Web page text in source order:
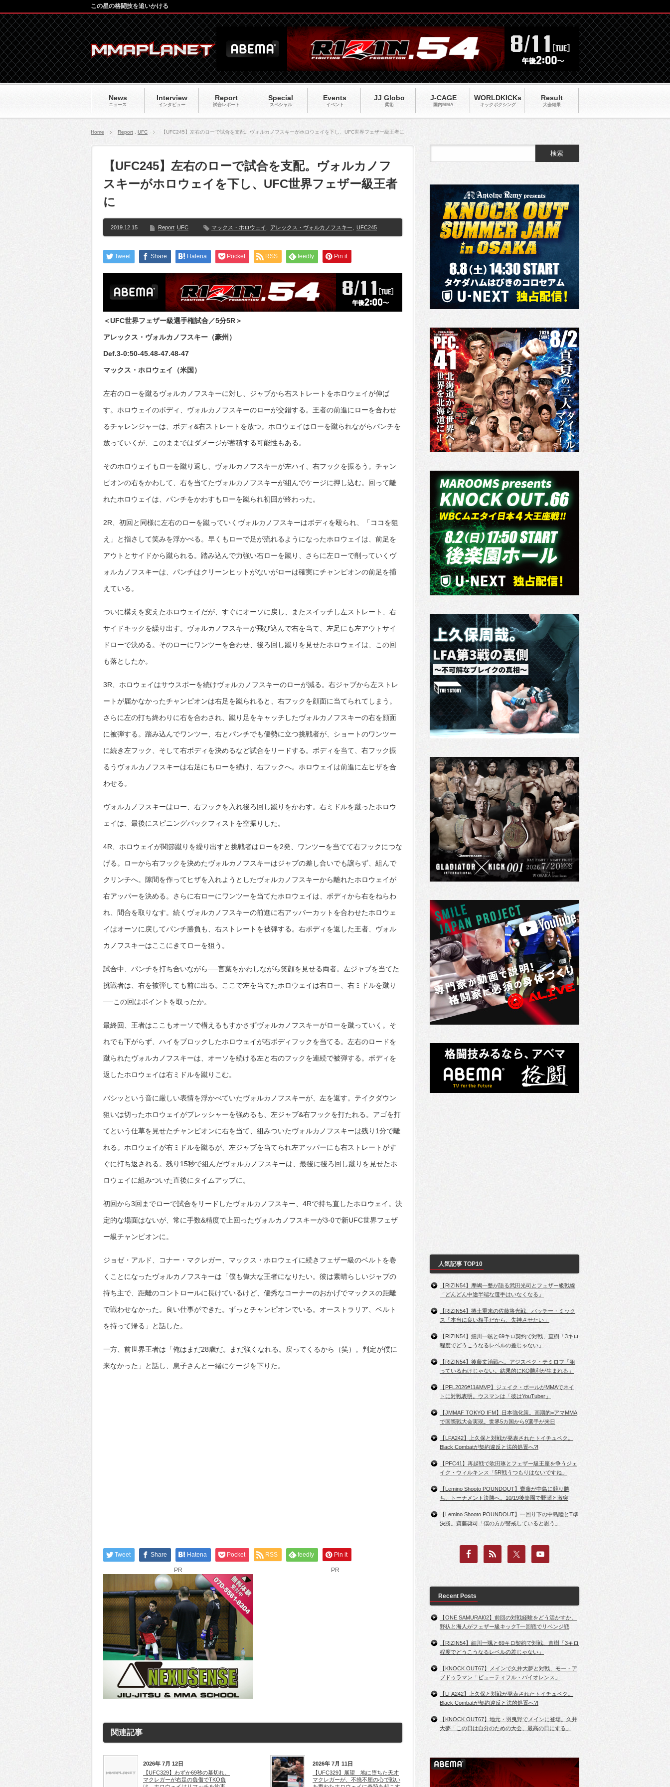
News
ニュース
Interview
インタビュー
Report
試合レポート
Special
スペシャル
Events
イベント
JJ Globo
柔術
J-CAGE
国内MMA
WORLDKICKs
キックポクシング
Result
大会結果
この星の格闘技を追いかける
Home Report UFC 【UFC245】左右のローで試合を支配。ヴォルカノフスキーがホロウェイを下し、UFC世界フェザー級王者に
【UFC245】左右のローで試合を支配。ヴォルカノフ
スキーがホロウェイを下し、UFC世界フェザー級王者
に
2019.12.15 Report UFC マックス・ホロウェイ アレックス・ヴォルカノフスキー UFC245
Tweet Share Hatena Pocket RSS feedly Pin it
＜UFC世界フェザー級選手権試合／5分5R＞
アレックス・ヴォルカノフスキー（豪州）
Def.3-0:50-45.48-47.48-47
マックス・ホロウェイ（米国）
左右のローを蹴るヴォルカノフスキーに対し、ジャブから右ストレートをホロウェイが伸ば
す。ホロウェイのボディ、ヴォルカノフスキーのローが交錯する。王者の前進にローを合わせ
るチャレンジャーは、ボディ&右ストレートを放つ。ホロウェイはローを蹴られながらパンチを
放っていくが、このままではダメージが蓄積する可能性もある。
そのホロウェイもローを蹴り返し、ヴォルカノフスキーが左ハイ、右フックを振るう。チャン
ピオンの右をかわして、右を当てたヴォルカノフスキーが組んでケージに押し込む。回って離
れたホロウェイは、パンチをかわすもローを蹴られ初回が終わった。
2R、初回と同様に左右のローを蹴っていくヴォルカノフスキーはボディを殴られ、「ココを狙
え」と指さして笑みを浮かべる。早くもローで足が流れるようになったホロウェイは、前足を
アウトとサイドから蹴られる。踏み込んで力強い右ローを蹴り、さらに左ローで削っていくヴ
ォルカノフスキーは、パンチはクリーンヒットがないがローは確実にチャンピオンの前足を捕
えている。
ついに構えを変えたホロウェイだが、すぐにオーソに戻し、またスイッチし左ストレート、右
サイドキックを繰り出す。ヴォルカノフスキーが飛び込んで右を当て、左足にも左アウトサイ
ドローで決める。そのローにワンツーを合わせ、後ろ回し蹴りを見せたホロウェイは、この回
も落としたか。
3R、ホロウェイはサウスポーを続けヴォルカノフスキーのローが減る。右ジャブから左ストレ
ートが届かなかったチャンピオンは右足を蹴られると、右フックを顔面に当てられてしまう。
さらに左の打ち終わりに右を合わされ、蹴り足をキャッチしたヴォルカノフスキーの右を顔面
に被弾する。踏み込んでワンツー、右とパンチでも優勢に立つ挑戦者が、ショートのワンツー
に続き左フック、そして右ボディを決めるなど試合をリードする。ボディを当て、右フック振
るうヴォルカノフスキーは右足にもローを続け、右フックへ。ホロウェイは前進に左ヒザを合
わせる。
ヴォルカノフスキーはロー、右フックを入れ後ろ回し蹴りをかわす。右ミドルを蹴ったホロウ
ェイは、最後にスピニングバックフィストを空振りした。
4R、ホロウェイが関節蹴りを繰り出すと挑戦者はローを2発、ワンツーを当てて右フックにつな
げる。ローから右フックを決めたヴォルカノフスキーはジャブの差し合いでも譲らず、組んで
クリンチへ。隙間を作ってヒザを入れようとしたヴォルカノフスキーから離れたホロウェイが
右アッパーを決める。さらに右ローにワンツーを当てたホロウェイは、ボディから右をねらわ
れ、間合を取りなす。続くヴォルカノフスキーの前進に右アッパーカットを合わせたホロウェ
イはオーソに戻してパンチ勝負も、右ストレートを被弾する。右ボディを返した王者、ヴォル
カノフスキーはここにきてローを狙う。
試合中、パンチを打ち合いながら──言葉をかわしながら笑顔を見せる両者。左ジャブを当てた
挑戦者は、右を被弾しても前に出る。ここで左を当てたホロウェイは右ロー、右ミドルを蹴り
──この回はポイントを取ったか。
最終回、王者はここもオーソで構えるもすかさずヴォルカノフスキーがローを蹴っていく。そ
れでも下がらず、ハイをブロックしたホロウェイが右ボディフックを当てる。左右のロードを
蹴られたヴォルカノフスキーは、オーソを続ける左と右のフックを連続で被弾する。ボディを
返したホロウェイは右ミドルを蹴りこむ。
バシッという音に厳しい表情を浮かべていたヴォルカノフスキーが、左を返す。テイクダウン
狙いは切ったホロウェイがプレッシャーを強めるも、左ジャブ&右フックを打たれる。アゴを打
てという仕草を見せたチャンピオンに右を当て、組みついたヴォルカノフスキーは残り1分で離
れる。ホロウェイが右ミドルを蹴るが、左ジャブを当てられ左アッパーにも右ストレートがす
ぐに打ち返される。残り15秒で組んだヴォルカノフスキーは、最後に後ろ回し蹴りを見せたホ
ロウェイに組みついた直後にタイムアップに。
初回から3回までローで試合をリードしたヴォルカノフスキー、4Rで持ち直したホロウェイ。決
定的な場面はないが、常に手数&精度で上回ったヴォルカノフスキーが3-0で新UFC世界フェザ
ー級チャンピオンに。
ジョゼ・アルド、コナー・マクレガー、マックス・ホロウェイに続きフェザー級のベルトを巻
くことになったヴォルカノフスキーは「僕も偉大な王者になりたい。彼は素晴らしいジャブの
持ち主で、距離のコントロールに長けているけど、優秀なコーナーのおかげでマックスの距離
で戦わせなかった。良い仕事ができた。ずっとチャンピオンでいる。オーストラリア、ベルト
を持って帰る」と話した。
一方、前世界王者は「俺はまだ28歳だ。まだ強くなれる。戻ってくるから（笑）。判定が僕に
来なかった」と話し、息子さんと一緒にケージを下りた。
Tweet Share Hatena Pocket RSS feedly Pin it
PR PR
関連記事
2026年 7月 12日
【UFC329】わずか69秒の幕切れ。
マクレガーが右足の負傷でTKO負
2026年 7月 11日
【UFC329】展望 地に堕ちた天才
マクレガーが、不撓不屈の心で戦い
人気記事 TOP10
【RIZIN54】摩嶋一整が語る武田光司とフェザー級戦線
「どんどん中途半端な選手はいなくなる」
【RIZIN54】捲土重来の佐藤将光戦、パッチー・ミック
ス「本当に良い相手だから、失神させたい」
【RIZIN54】細川一颯と69キロ契約で対戦、直樹「3キロ
程度でどうこうなるレベルの差じゃない」
【RIZIN54】後藤丈治戦へ。アジスベク・テミロフ「狙
っているわけじゃない。結果的にKO勝利が生まれる」
【PFL2026#11&MVP】ジェイク・ポールがMMAでネイ
トに対戦表明。ウスマンは「彼はYouTuber」
【JMMAF TOKYO IFM】日本強化策。画期的=アマMMA
で国際戦大会実現。世界5カ国から9選手が来日
【LFA242】上久保と対戦が発表されたトイチュベク。
Black Combatが契約違反と法的処置へ?!
【PFC41】再起戦で吹田琢とフェザー級王座を争うジェ
イク・ウィルキンス「5R戦うつもりはないですね」
【Lemino Shooto POUNDOUT】齋藤が中島に競り勝
ち、トーナメント決勝へ。10/19後楽園で野瀬と激突
【Lemino Shooto POUNDOUT】一回り下の中島陸とT準
決勝。齋藤奨司「僕の方が警戒していると思う」
Recent Posts
【ONE SAMURAI02】前回の対戦経験をどう活かすか。
野杁と海人がフェザー級キックT一回戦でリベンジ戦
【RIZIN54】細川一颯と69キロ契約で対戦、直樹「3キロ
程度でどうこうなるレベルの差じゃない」
【KNOCK OUT67】メインで久井大夢と対戦、モー・ア
ブドゥラマン「ビューティフル・バイオレンス」
【LFA242】上久保と対戦が発表されたトイチュベク。
Black Combatが契約違反と法的処置へ?!
【KNOCK OUT67】地元・羽曳野でメインに登場。久井
大夢「この日は自分のための大会、最高の日にする」